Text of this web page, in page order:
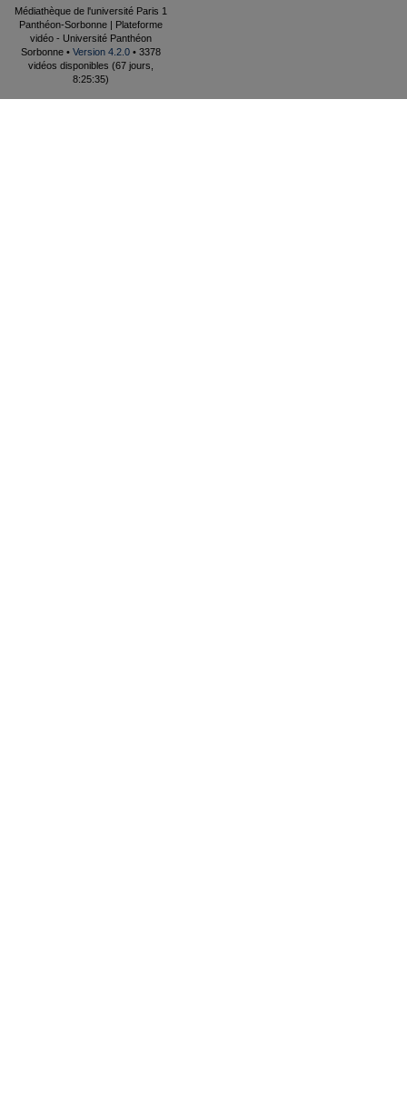
Médiathèque de l'université Paris 1
Panthéon-Sorbonne | Plateforme
vidéo - Université Panthéon
Sorbonne • Version 4.2.0 • 3378
vidéos disponibles (67 jours,
8:25:35)